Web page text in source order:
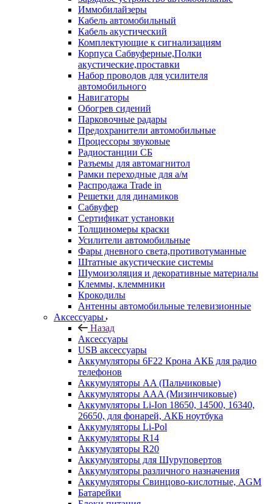
Иммобилайзеры
Кабель автомобильный
Кабель акустический
Комплектующие к сигнализациям
Корпуса Сабвуферные,Полки
акустические,проставки
Набор проводов для усилителя
автомобильного
Навигаторы
Обогрев сидений
Парковочные радары
Предохранители автомобильные
Процессоры звуковые
Радиостанции СБ
Разъемы для автомагнитол
Рамки переходные для а/м
Распродажа Trade in
Решетки для динамиков
Сабвуфер
Сертификат установки
Толщиномеры краски
Усилители автомобильные
Фары дневного света,противотуманные
Штатные акустические системы
Шумоизоляция и декоративные материалы
Клеммы, клеммники
Крокодилы
Антенны автомобильные телевизионные
Аксессуары
Назад
Аксессуары
USB аксессуары
Аккумуляторы 6F22 Крона АКБ для радио
телефонов
Аккумуляторы AA (Пальчиковые)
Аккумуляторы AAA (Мизинчиковые)
Аккумуляторы Li-Ion 18650, 14500, 16340,
26650, для фонарей, АКБ ноутбука
Аккумуляторы Li-Pol
Аккумуляторы R14
Аккумуляторы R20
Аккумуляторы для Шуруповертов
Аккумуляторы различного назначения
Аккумуляторы Свинцово-кислотные, AGM
Батарейки